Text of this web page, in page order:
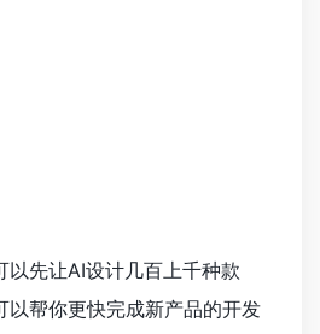
先让AI设计几百上千种款
帮你更快完成新产品的开发